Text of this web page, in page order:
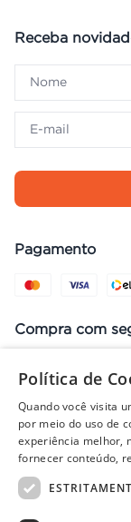
Receba
Pagamento
Compra com
Preços, promoções,
para compras no
carrinho no
Política de
Quando você visita
por meio do uso de
experiência melhor,
fornecer conteúdo,